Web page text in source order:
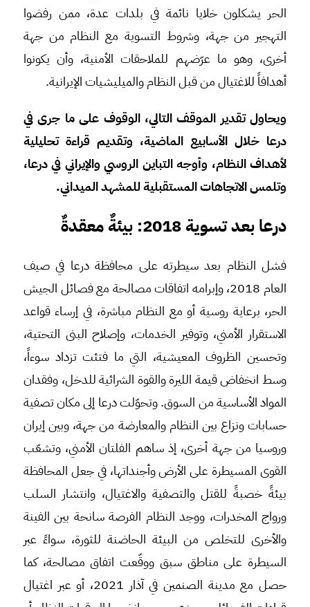
الحر يشكلون خلايا نائمة في بلدات عدة، ممن رفضوا
التهجير من جهة، وشروط التسوية مع النظام من جهة
أخرى، وهو ما عرّضهم للملاحقات الأمنية، وأن يكونوا
أهدافاً للاغتيال من قبل النظام والميليشيات الإيرانية.
ويحاول تقدير الموقف التالي، الوقوف على ما جرى في
درعا خلال الأسابيع الماضية، وتقديم قراءة تحليلية
لأهداف النظام، وأوجه التباين الروسي والإيراني في درعا،
وتلمس الاتجاهات المستقبلية للمشهد الميداني.
درعا بعد تسوية 2018: بيئةٌ معقدةٌ
فشل النظام بعد سيطرته على محافظة درعا في صيف
العام 2018، وإبرامه اتفاقات مصالحة مع فصائل الجيش
الحر، برعاية روسية أو مع النظام مباشرة، في إرساء قواعد
الاستقرار الأمني، وتوفير الخدمات، وإصلاح البنى التحتية،
وتحسين الظروف المعيشية، التي ما فتئت تزداد سوءاً،
وسط انخفاض قيمة الليرة والقوة الشرائية للدخل، وفقدان
المواد الأساسية من السوق. وتحوّلت درعا إلى مكان تصفية
حسابات ونزاع بين النظام والمعارضة من جهة، وبين إيران
وروسيا من جهة أخرى، إذ ساهم الفلتان الأمني، وتشعّب
القوى المسيطرة على الأرض وأجنداتها، في جعل المحافظة
بيئةً خصبةً للقتل والتصفية والاغتيال، وانتشار السلب
ورواج المخدرات، ووجد النظام الفرصة سانحة بين الفينة
والأخرى للتخلص من البيئة الحاضنة للثورة، سواءً عبر
السيطرة على مناطق سبق ووقّعت اتفاق مصالحة، كما
حصل مع مدينة الصنمين في آذار 2021، أو عبر اغتيال